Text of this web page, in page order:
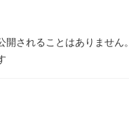
開されることはありません。